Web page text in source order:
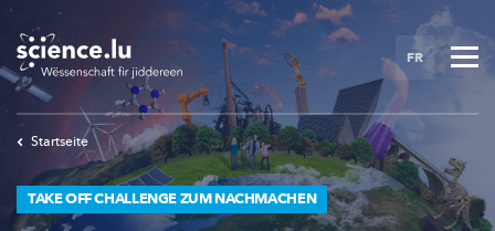
Skip
main
content
FR
Startseite
TAKE OFF CHALLENGE ZUM NACHMACHEN